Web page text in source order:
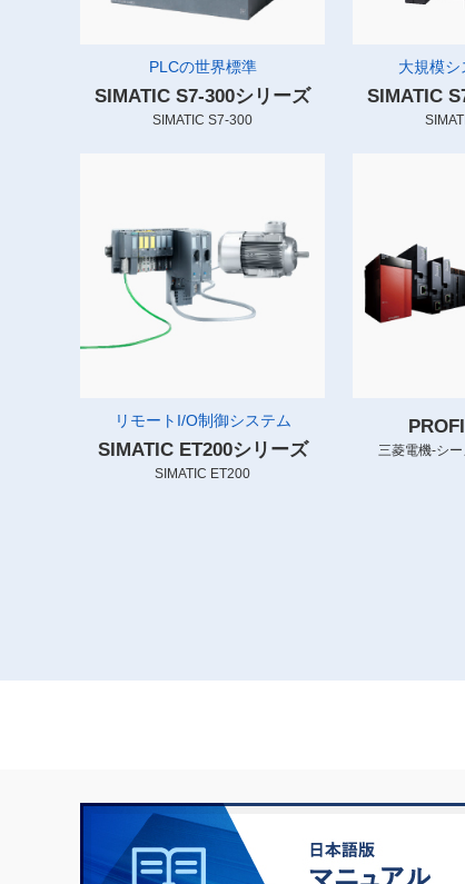
PLCの世界標準
SIMATIC S7-300シリーズ
SIMATIC S7-300
大規模シ
SIMATIC
リモートI/O制御システム
SIMATIC ET200シリーズ
SIMATIC ET200
三菱電機-シ